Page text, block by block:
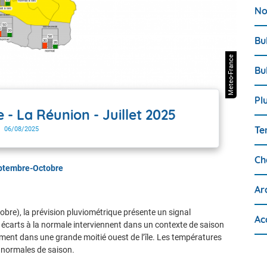
Meteo-France
- La Réunion - Juillet 2025
06/08/2025
Octobre
la prévision pluviométrique présente un signal
à la normale interviennent dans un contexte de saison
dans une grande moitié ouest de l’île. Les températures
de saison.